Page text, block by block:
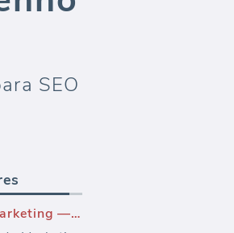
SEO
Novo modelo de marketing — Modelo de relatório de PPC do Bing Ads (Relatório)